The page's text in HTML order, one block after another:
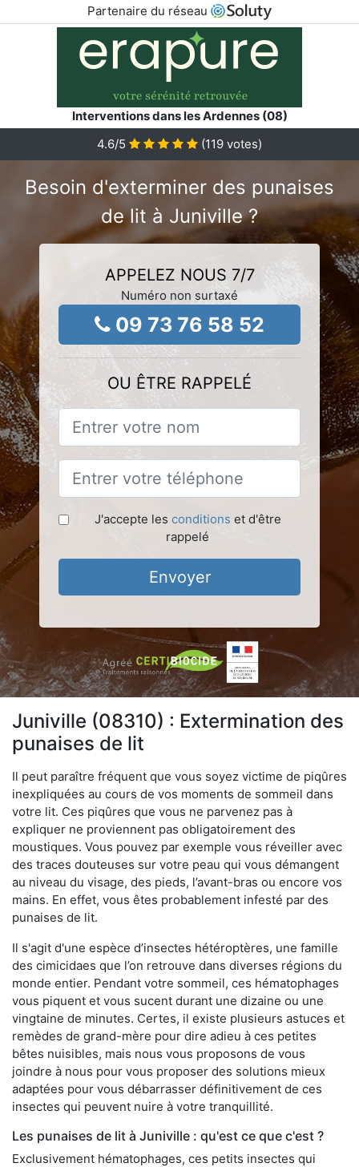
Partenaire du réseau
Interventions dans les Ardennes (08)
4.6/5 (119 votes)
Besoin d'exterminer des punaises
de lit à Juniville ?
APPELEZ NOUS 7/7
Numéro non surtaxé
09 73 76 58 52
OU ÊTRE RAPPELÉ
J'accepte les conditions et d'être
rappelé
Envoyer
Juniville (08310) : Extermination des
punaises de lit
Il peut paraître fréquent que vous soyez victime de piqûres
inexpliquées au cours de vos moments de sommeil dans
votre lit. Ces piqûres que vous ne parvenez pas à
expliquer ne proviennent pas obligatoirement des
moustiques. Vous pouvez par exemple vous réveiller avec
des traces douteuses sur votre peau qui vous démangent
au niveau du visage, des pieds, l’avant-bras ou encore vos
mains. En effet, vous êtes probablement infesté par des
punaises de lit.
Il s'agit d'une espèce d’insectes hétéroptères, une famille
des cimicidaes que l’on retrouve dans diverses régions du
monde entier. Pendant votre sommeil, ces hématophages
vous piquent et vous sucent durant une dizaine ou une
vingtaine de minutes. Certes, il existe plusieurs astuces et
remèdes de grand-mère pour dire adieu à ces petites
bêtes nuisibles, mais nous vous proposons de vous
joindre à nous pour vous proposer des solutions mieux
adaptées pour vous débarrasser définitivement de ces
insectes qui peuvent nuire à votre tranquillité.
Les punaises de lit à Juniville : qu'est ce que c'est ?
Exclusivement hématophages, ces petits insectes qui